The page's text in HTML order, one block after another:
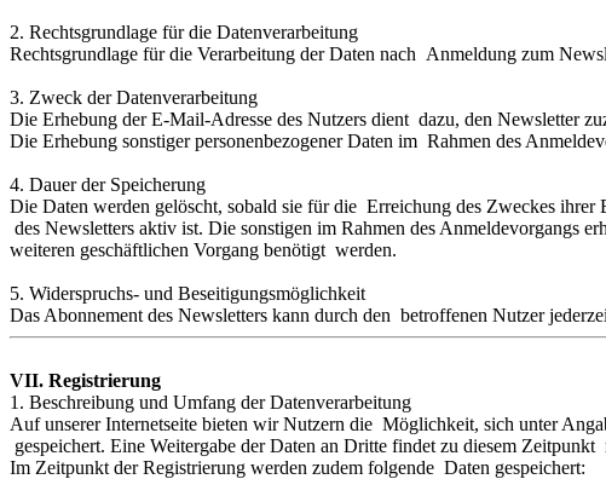
2. Rechtsgrundlage für die Datenverarbeitung
Rechtsgrundlage für die Verarbeitung der Daten nach Anmeldung zum
3. Zweck der Datenverarbeitung
Die Erhebung der E-Mail-Adresse des Nutzers dient dazu, den Newsletter
Die Erhebung sonstiger personenbezogener Daten im Rahmen des
4. Dauer der Speicherung
Die Daten werden gelöscht, sobald sie für die Erreichung des Zweckes
des Newsletters aktiv ist. Die sonstigen im Rahmen des Anmeldevorgangs
weiteren geschäftlichen Vorgang benötigt werden.
5. Widerspruchs- und Beseitigungsmöglichkeit
Das Abonnement des Newsletters kann durch den betroffenen Nutzer
VII. Registrierung
1. Beschreibung und Umfang der Datenverarbeitung
Auf unserer Internetseite bieten wir Nutzern die Möglichkeit, sich unter
gespeichert. Eine Weitergabe der Daten an Dritte findet zu diesem
Im Zeitpunkt der Registrierung werden zudem folgende Daten gespeichert: